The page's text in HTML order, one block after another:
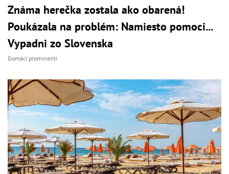
Známa herečka zostala ako obarená!
Poukázala na problém: Namiesto pomoci...
Vypadni zo Slovenska
Domáci prominenti